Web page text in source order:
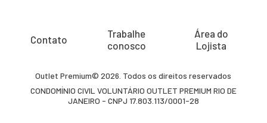
Contato
Trabalhe
conosco
Área do
Lojista
Outlet Premium© 2026. Todos os direitos reservados
CONDOMÍNIO CIVIL VOLUNTÁRIO OUTLET PREMIUM RIO DE
JANEIRO - CNPJ 17.803.113/0001-28